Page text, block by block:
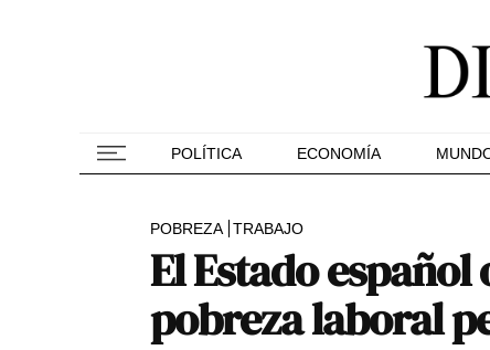
POLÍTICA ECONOMÍA
POBREZA TRABAJO
El Estado
pobreza laboral